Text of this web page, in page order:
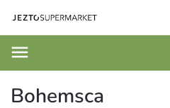
Bohemsca